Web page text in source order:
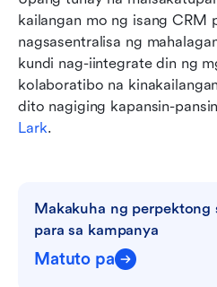
kailangan mo ng isang CRM
nagsasentralisa ng
kundi nag-iintegrate din ng
kolaboratibo na
Lark.
Makakuha ng perpektong
para sa kampanya
Matuto pa